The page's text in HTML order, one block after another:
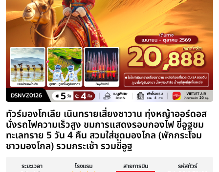
ทัวร์มองโกเลียใน สงกรานต์ 2569 ออ
ฮูฮอต ต้าลาฉี ทุ่งหญ้าออร์ดอส เนินทรา
ทะเลสาบอูลาน 6 วัน 5 คืน (พักโรงแร
กระโจมพื้นเมือง แบบทันสมัย มีห้องน้ำ